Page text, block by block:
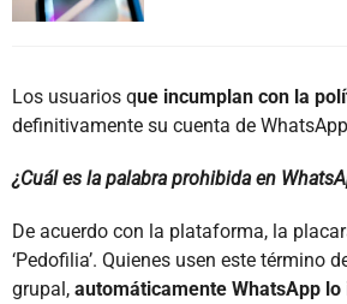
Los usuarios que incumplan con la
definitivamente su cuenta de
¿Cuál es la palabra prohibida en
De acuerdo con la plataforma, la
‘Pedofilia’. Quienes usen este término
grupal, automáticamente WhatsApp